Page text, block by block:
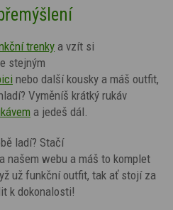
trenkya vzít si
stejným
nebo další kousky a máš outfit,
Vyměníš krátký rukáv
a jedeš dál.
ladí? Stačí
našem webu a máš to komplet
už funkční outfit, tak ať stojí za
k dokonalosti!